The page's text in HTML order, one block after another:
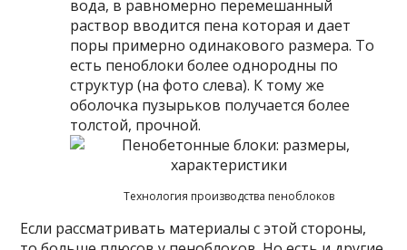
вода, в равномерно перемешанный
раствор вводится пена которая и дает
поры примерно одинакового размера. То
есть пеноблоки более однородны по
структур (на фото слева). К тому же
оболочка пузырьков получается более
толстой, прочной.
Технология производства пеноблоков
Если рассматривать материалы с этой стороны,